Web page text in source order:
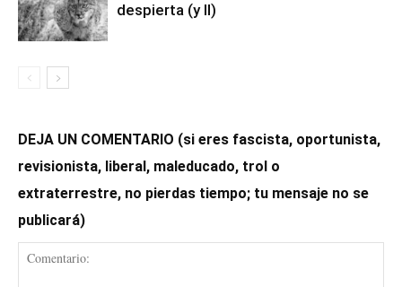
despierta (y II)
DEJA UN COMENTARIO (si eres fascista, oportunista,
revisionista, liberal, maleducado, trol o
extraterrestre, no pierdas tiempo; tu mensaje no se
publicará)